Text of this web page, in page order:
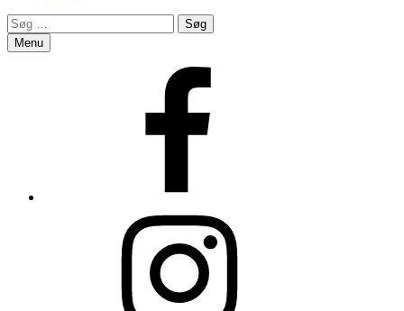
Search
Søg
efter:
Menu